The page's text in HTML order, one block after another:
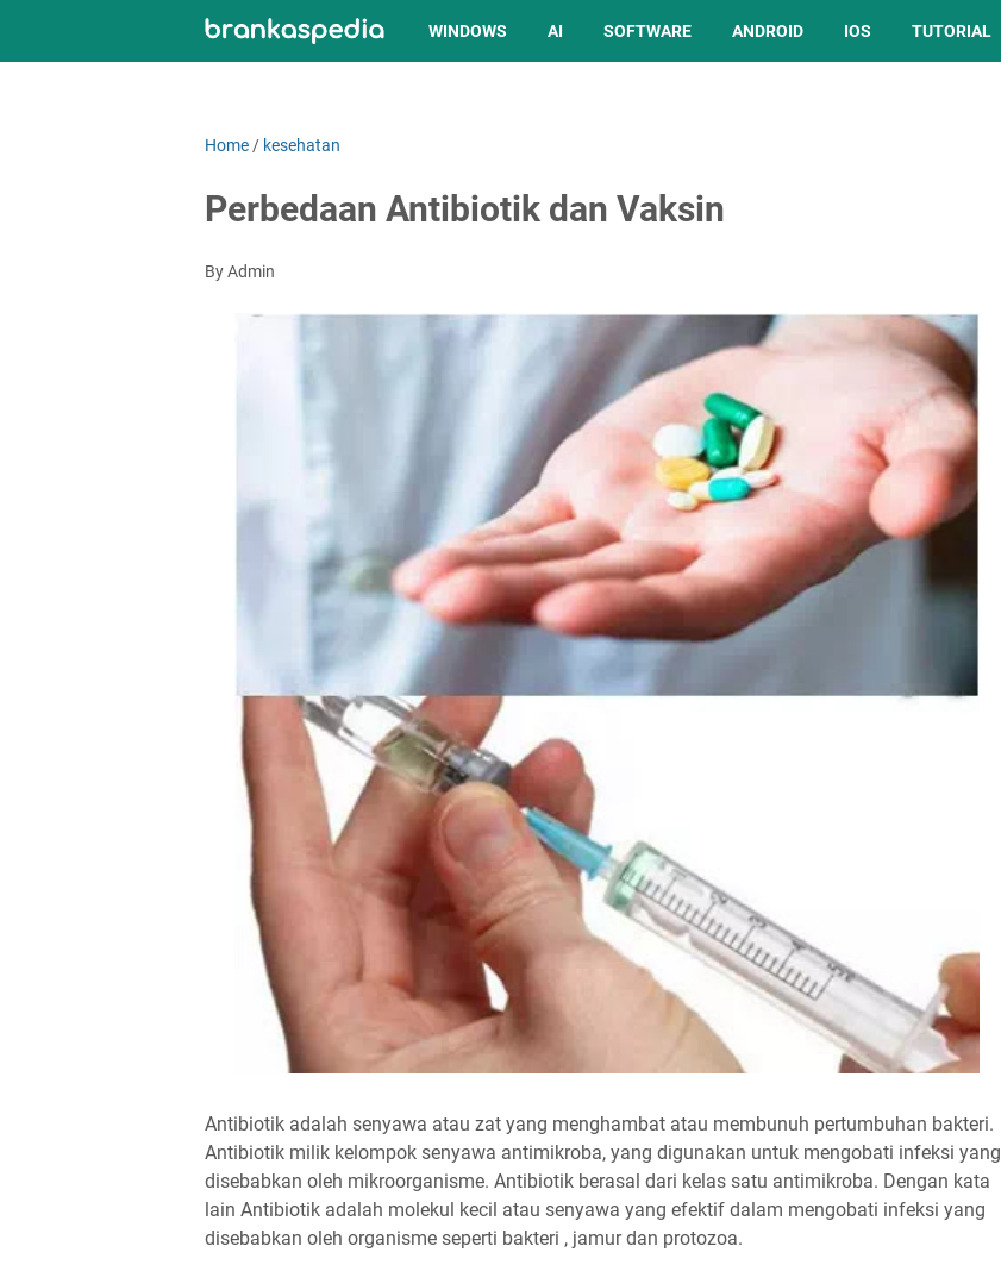
WINDOWS AI SOFTWARE ANDROID IOS TUTORIAL
Home / kesehatan
Perbedaan Antibiotik dan Vaksin
By Admin
Antibiotik adalah senyawa atau zat yang menghambat atau membunuh pertumbuhan bakteri.
Antibiotik milik kelompok senyawa antimikroba, yang digunakan untuk mengobati infeksi yang
disebabkan oleh mikroorganisme. Antibiotik berasal dari kelas satu antimikroba. Dengan kata
lain Antibiotik adalah molekul kecil atau senyawa yang efektif dalam mengobati infeksi yang
disebabkan oleh organisme seperti bakteri , jamur dan protozoa.